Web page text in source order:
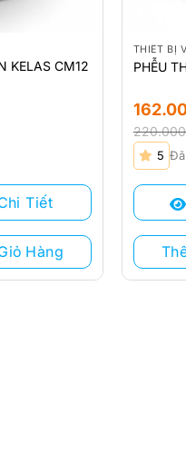
KELAS CM12
Tiết
Hàng
THIẾT BỊ
PHỄU
Giá
gốc
là:
Giá
hiện
tại
5